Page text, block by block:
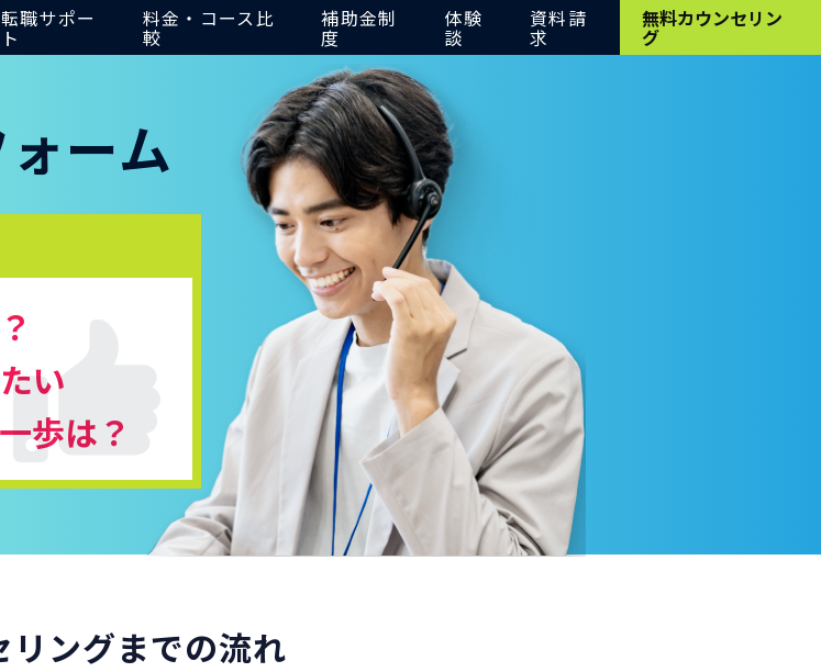
転職サポー
ト
料金・コース比
較
補助金制
度
体験
談
資料請
求
無料カウンセリン
グ
ーム
い
歩は？
リングまでの流れ